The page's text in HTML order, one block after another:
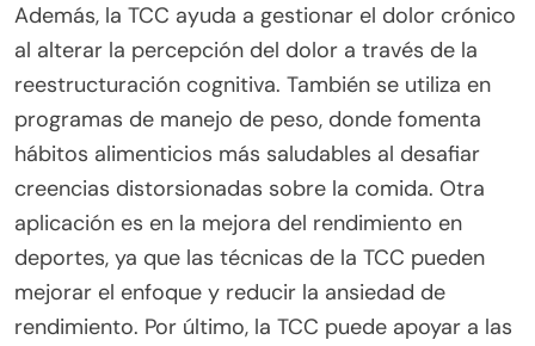
Además, la TCC ayuda a gestionar el dolor crónico
al alterar la percepción del dolor a través de la
reestructuración cognitiva. También se utiliza en
programas de manejo de peso, donde fomenta
hábitos alimenticios más saludables al desafiar
creencias distorsionadas sobre la comida. Otra
aplicación es en la mejora del rendimiento en
deportes, ya que las técnicas de la TCC pueden
mejorar el enfoque y reducir la ansiedad de
rendimiento. Por último, la TCC puede apoyar a las